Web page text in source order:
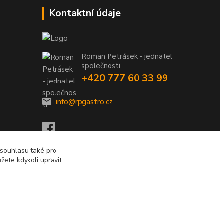
Kontaktní údaje
Roman Petrásek - jednatel
společnosti
+420 777 60 33 99
info@rpgastro.cz
také pro
kdykoli upravit